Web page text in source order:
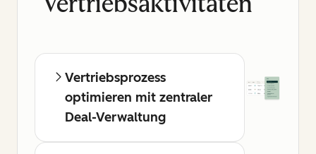
Vertriebsprozess
optimieren mit zentraler
Deal-Verwaltung